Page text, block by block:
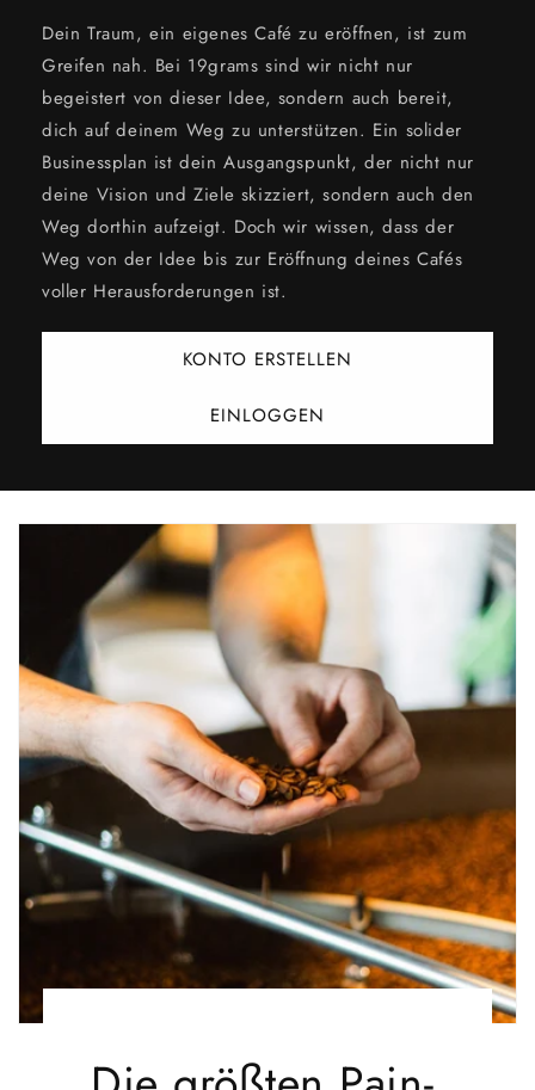
Dein Traum, ein eigenes Café zu eröffnen, ist zum
Greifen nah. Bei 19grams sind wir nicht nur
begeistert von dieser Idee, sondern auch bereit,
dich auf deinem Weg zu unterstützen. Ein solider
Businessplan ist dein Ausgangspunkt, der nicht nur
deine Vision und Ziele skizziert, sondern auch den
Weg dorthin aufzeigt. Doch wir wissen, dass der
Weg von der Idee bis zur Eröffnung deines Cafés
voller Herausforderungen ist.
KONTO ERSTELLEN
EINLOGGEN